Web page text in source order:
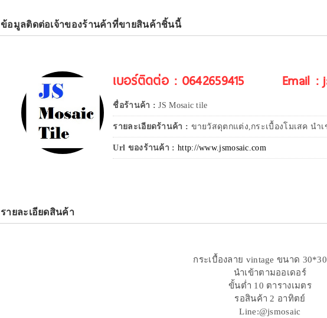
ข้อมูลติดต่อเจ้าของร้านค้าที่ขายสินค้าชิ้นนี้
เบอร์ติดต่อ : 0642659415 Email :
ชื่อร้านค้า :JS Mosaic tile
รายละเอียดร้านค้า : ขายวัสดุตกแต่ง,กระเบื้องโมเสค นำเ
Url ของร้านค้า : http://www.jsmosaic.com
รายละเอียดสินค้า
กระเบื้องลาย vintage ขนาด
นำเข้าตามออเดอร์
ขั้นต่ำ 10 ตารางเมตร
รอสินค้า 2 อาทิตย์
Line:@jsmosaic